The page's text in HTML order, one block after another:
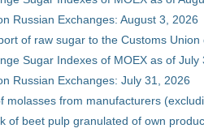
Russian Exchanges: August 3, 2026
of raw sugar to the Customs
Sugar Indexes of MOEX as of July
Russian Exchanges: July 31, 2026
molasses from manufacturers
of beet pulp granulated of own